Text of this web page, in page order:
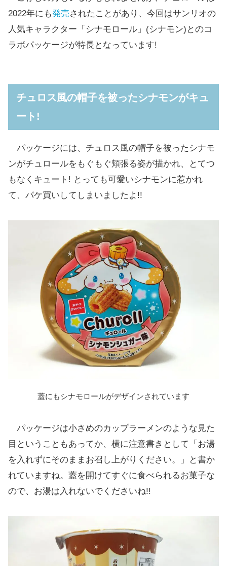
2022年にも発売されたことがあり、今回はサンリオの
人気キャラクター「シナモロール」(シナモン)とのコ
ラボパッケージが特長となっています!
チュロス風の帽子を被ったシナモンがキュ
ート!
パッケージには、チュロス風の帽子を被ったシナモ
ンがチュロールをもぐもぐ頬張る姿が描かれ、とてつ
もなくキュート! とっても可愛いシナモンに惹かれ
て、パケ買いしてしまいましたよ!!
蓋にもシナモロールがデザインされています
パッケージは小さめのカップラーメンのような見た
目ということもあってか、横に注意書きとして「お湯
を入れずにそのままお召し上がりください。」と書か
れていますね。蓋を開けてすぐに食べられるお菓子な
ので、お湯は入れないでくださいね!!